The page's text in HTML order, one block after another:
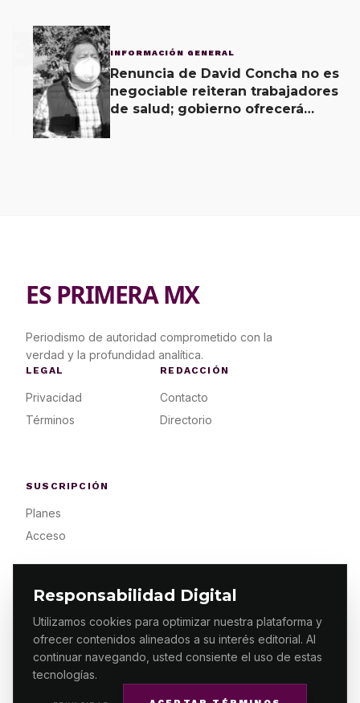
Responsabilidad Digital
Utilizamos cookies para optimizar nuestra plataforma y
ofrecer contenidos alineados a su interés editorial. Al
continuar navegando, usted consiente el uso de estas
tecnologías.
3 INFORMACIÓN GENERAL
Renuncia de David Concha no es
negociable reiteran trabajadores
de salud; gobierno ofrecerá
ES PRIMERA MX
Periodismo de autoridad comprometido con la
verdad y la profundidad analítica.
LEGAL
Privacidad
Términos
REDACCIÓN
Contacto
Directorio
SUSCRIPCIÓN
Planes
Acceso
© 2026 ES PRIMERA MX. ALGUNOS DERECHOS
RESERVADOS / DESIGNMAKING.MX